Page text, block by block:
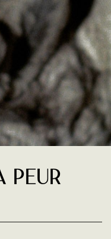
peur